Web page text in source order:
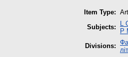
Item Type:
Subjects:
L
P
Divisions: